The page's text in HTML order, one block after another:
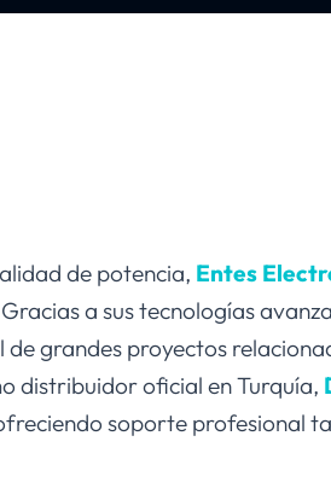
de potencia, Entes
a sus tecnologías
grandes proyectos
distribuidor oficial en Turquía,
soporte profesional